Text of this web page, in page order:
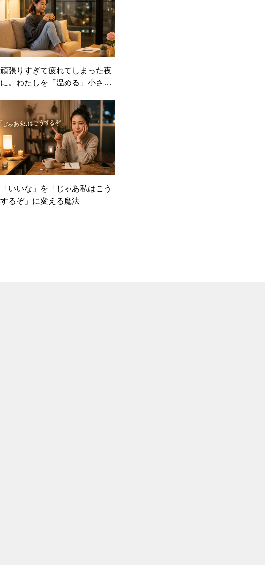
頑張りすぎて疲れてしまった夜
に。わたしを「温める」小さな
「いいな」を「じゃあ私はこう
するぞ」に変える魔法